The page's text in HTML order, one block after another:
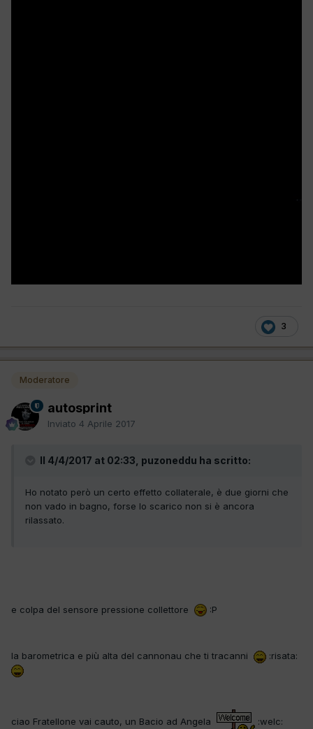
3
Moderatore
autosprint
Inviato 4 Aprile 2017
Il 4/4/2017 at 02:33, puzoneddu ha scritto:
Ho notato però un certo effetto collaterale, è due giorni che
non vado in bagno, forse lo scarico non si è ancora
rilassato.
e colpa del sensore pressione collettore :P
la barometrica e più alta del cannonau che ti tracanni :risata:
ciao Fratellone vai cauto, un Bacio ad Angela :welc: